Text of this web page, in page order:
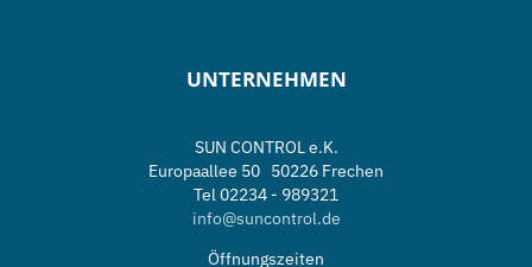
UNTERNEHMEN
SUN CONTROL e.K.
Europaallee 50 50226 Frechen
Tel 02234 - 989321
info@suncontrol.de
Öffnungszeiten